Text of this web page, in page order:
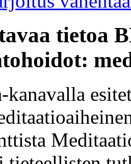
tietoa
kanavalla